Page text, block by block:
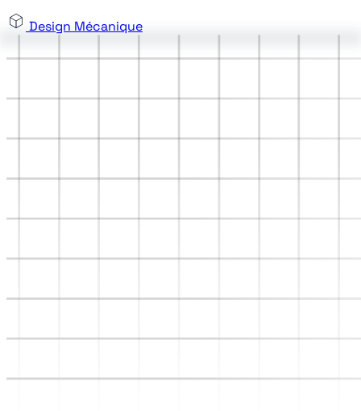
Design Mécanique